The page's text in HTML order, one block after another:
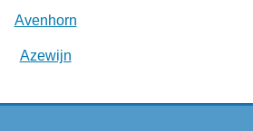
Avenhorn
Azewijn